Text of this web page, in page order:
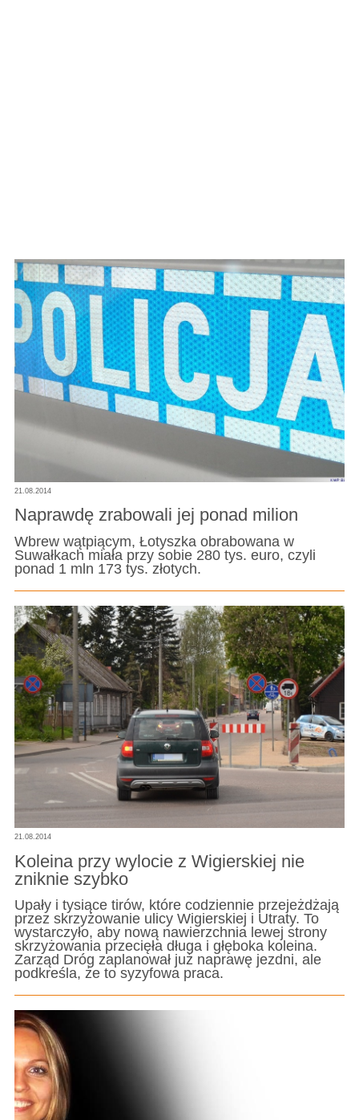
21.08.2014
Naprawdę zrabowali jej ponad milion
Wbrew wątpiącym, Łotyszka obrabowana w
Suwałkach miała przy sobie 280 tys. euro, czyli
ponad 1 mln 173 tys. złotych.
21.08.2014
Koleina przy wylocie z Wigierskiej nie
zniknie szybko
Upały i tysiące tirów, które codziennie przejeżdżają
przez skrzyżowanie ulicy Wigierskiej i Utraty. To
wystarczyło, aby nową nawierzchnia lewej strony
skrzyżowania przecięła długa i głęboka koleina.
Zarząd Dróg zaplanował już naprawę jezdni, ale
podkreśla, że to syzyfowa praca.